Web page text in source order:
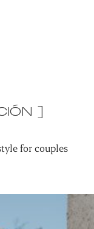
]
for couples